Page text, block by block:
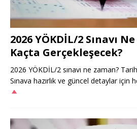
2026 YÖKDİL/2 Sınavı
Kaçta Gerçekleşecek?
2026 YÖKDİL/2 sınavı ne zaman?
Sınava hazırlık ve güncel detaylar için